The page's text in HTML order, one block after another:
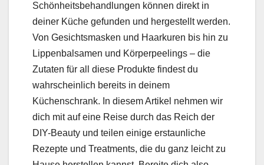
Schönheitsbehandlungen können direkt in
deiner Küche gefunden und hergestellt werden.
Von Gesichtsmasken und Haarkuren bis hin zu
Lippenbalsamen und Körperpeelings – die
Zutaten für all diese Produkte findest du
wahrscheinlich bereits in deinem
Küchenschrank. In diesem Artikel nehmen wir
dich mit auf eine Reise durch das Reich der
DIY-Beauty und teilen einige erstaunliche
Rezepte und Treatments, die du ganz leicht zu